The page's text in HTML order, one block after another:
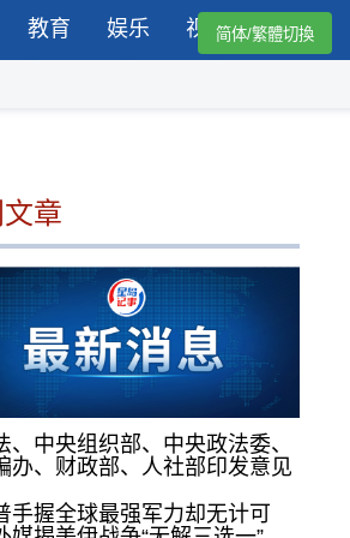
教育 娱乐 视频简体/繁體切換
章
、中央组织部、中央政法委、
办、财政部、人社部印发意见
手握全球最强军力却无计可